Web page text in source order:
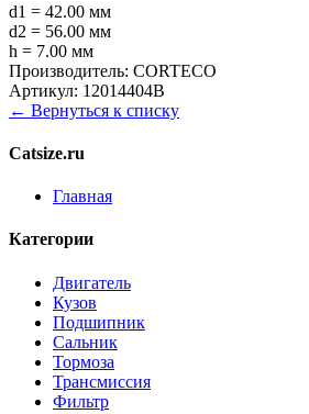
d1 = 42.00 мм
d2 = 56.00 мм
h = 7.00 мм
Производитель: CORTECO
Артикул: 12014404B
← Вернуться к списку
Catsize.ru
Главная
Категории
Двигатель
Кузов
Подшипник
Сальник
Тормоза
Трансмиссия
Фильтр